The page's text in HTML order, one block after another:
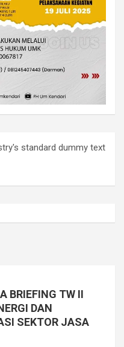
standard dummy text
BRIEFING TW II
DAN
SEKTOR JASA